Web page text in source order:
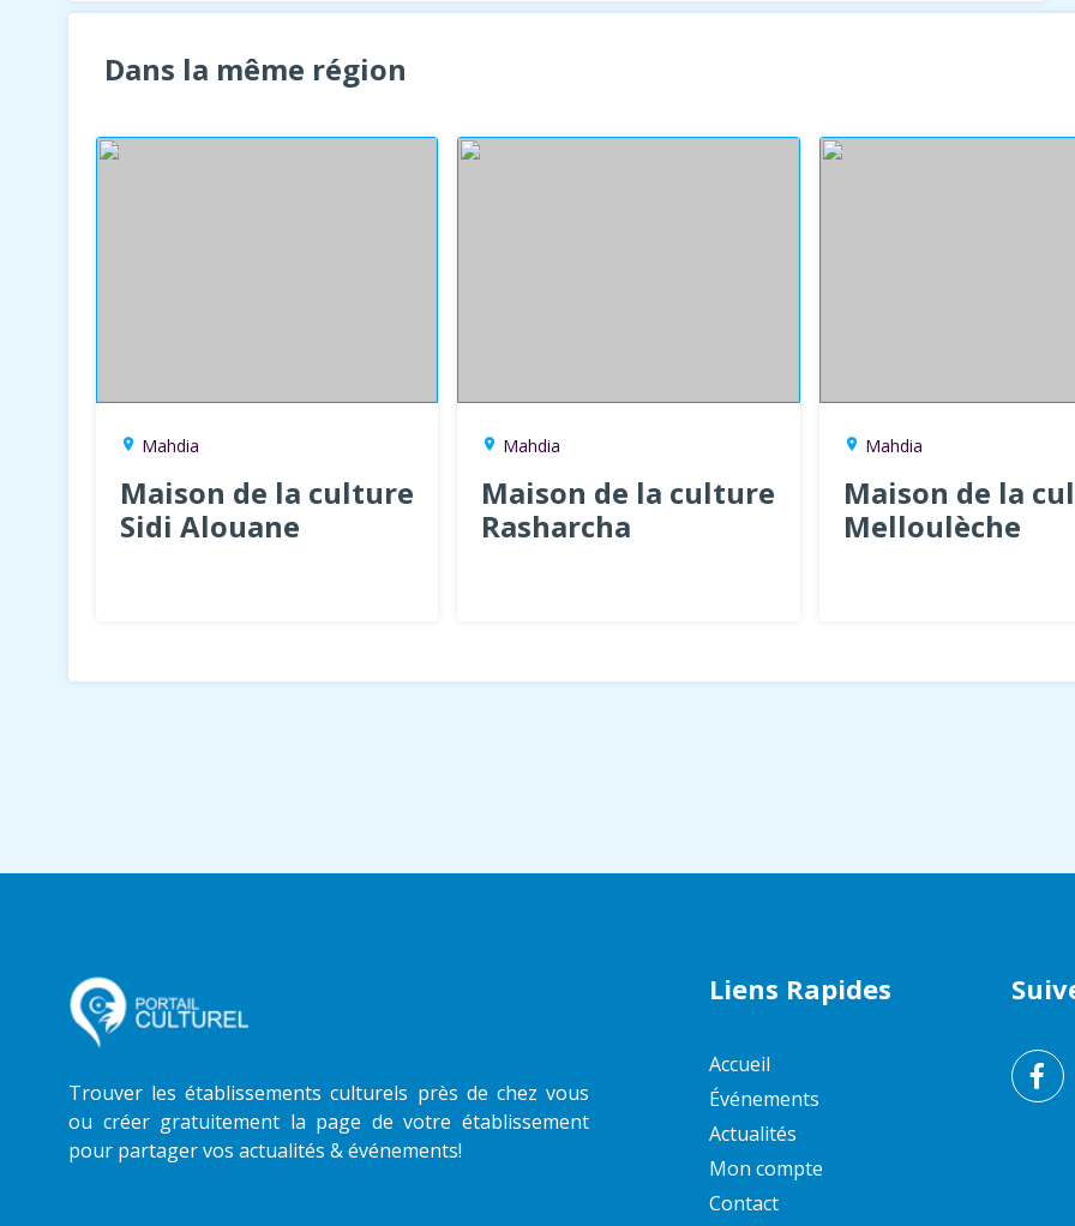
Dans la même région
location_on Mahdia
Maison de la culture
Sidi Alouane
location_on Mahdia
Maison de la culture
Rasharcha
location_on Mahdia
Maison de la
Melloulèche
Trouver les établissements culturels près de chez vous
ou créer gratuitement la page de votre établissement
pour partager vos actualités & événements!
Liens Rapides
Accueil
Événements
Actualités
Mon compte
Contact